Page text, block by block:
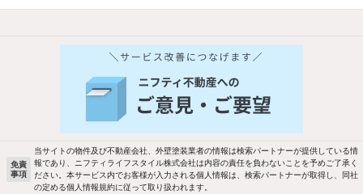
免責
事項
当サイトの物件及び不動産会社、外壁塗装業者の情報は検索パートナーが提供している情
報であり、ニフティライフスタイル株式会社は内容の責任を負わないことを予めご了承く
ださい。本サービス内でお客様が入力される個人情報は、検索パートナーが取得し、同社
の定める個人情報規約に従って取り扱われます。